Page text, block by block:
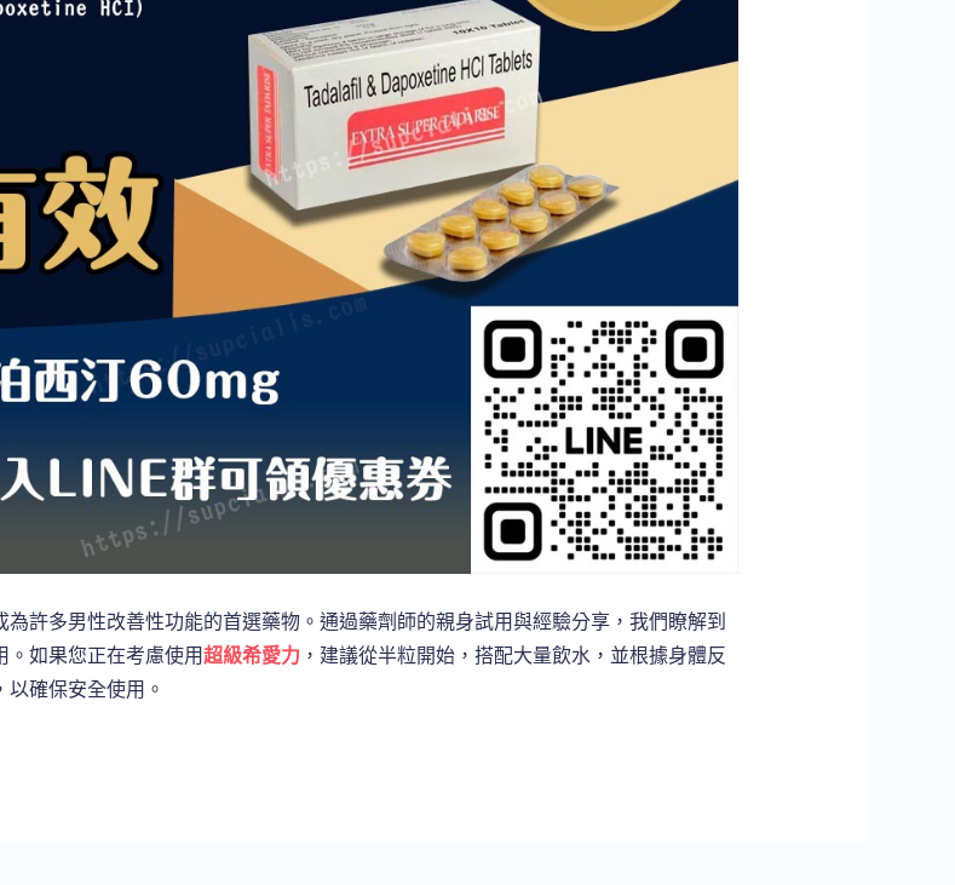
許多男性改善性功能的首選藥物。通過藥劑師的親身試用與經驗分享，我們瞭解到
如果您正在考慮使用超級希愛力 ，建議從半粒開始，搭配大量飲水，並根據身體反
確保安全使用。